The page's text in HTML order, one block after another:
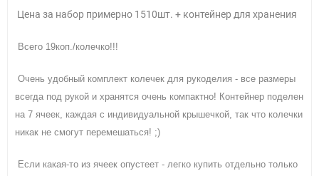
Цена за набор примерно 1510шт. + контейнер для хранения
Всего 19коп./колечко!!!
Очень удобный комплект колечек для рукоделия - все размеры
всегда под рукой и хранятся очень компактно! Контейнер поделен
на 7 ячеек, каждая с индивидуальной крышечкой, так что колечки
никак не смогут перемешаться! ;)
Если какая-то из ячеек опустеет - легко купить отдельно только